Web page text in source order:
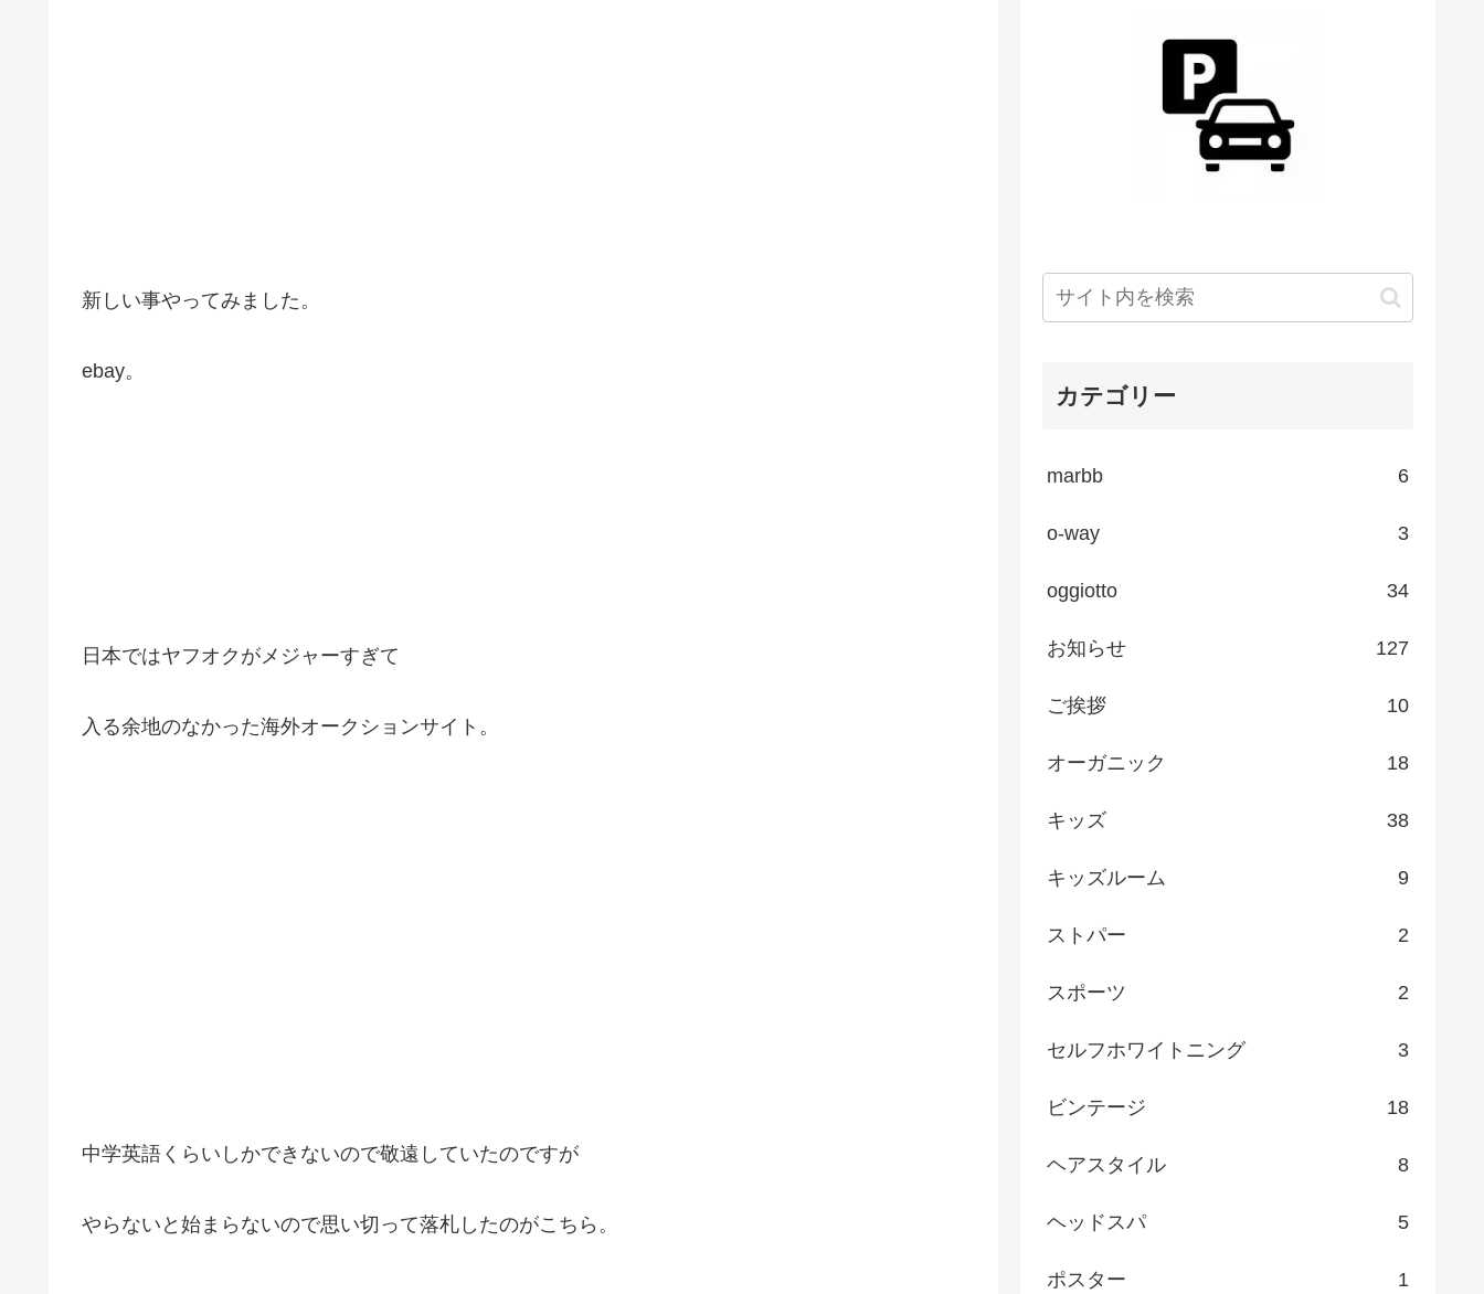
新しい事やってみました。
ebay。
日本ではヤフオクがメジャーすぎて
入る余地のなかった海外オークションサイト。
中学英語くらいしかできないので敬遠していたのですが
やらないと始まらないので思い切って落札したのがこちら。
カテゴリー
marbb 6
o-way 3
oggiotto 34
お知らせ 127
ご挨拶 10
オーガニック 18
キッズ 38
キッズルーム 9
ストパー 2
スポーツ 2
セルフホワイトニング 3
ビンテージ 18
ヘアスタイル 8
ヘッドスパ 5
ポスター 1